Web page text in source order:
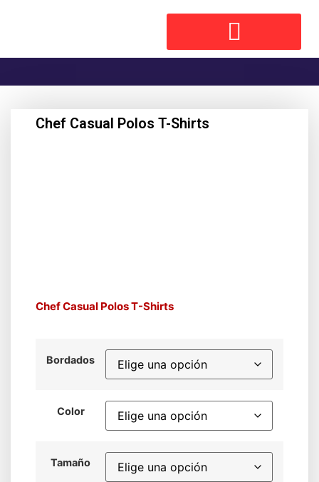
Chef Casual Polos T-Shirts
Chef Casual Polos T-Shirts
Bordados
Color
Tamaño